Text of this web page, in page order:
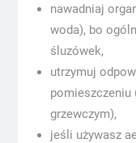
nawadniaj
woda), bo
śluzówek,
utrzymuj
pomieszczeniu
grzewczym),
jeśli używasz